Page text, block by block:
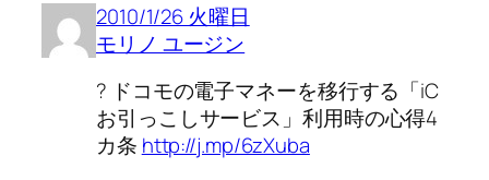
2010/1/26 火曜日
モリノ ユージン
? ドコモの電子マネーを移行する「iC
お引っこしサービス」利用時の心得4
カ条 http://j.mp/6zXuba